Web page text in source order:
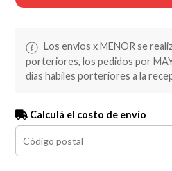
Los envios x MENOR se
porteriores, los pedidos por
dias habiles porteriores a la
Calculá el costo de envío